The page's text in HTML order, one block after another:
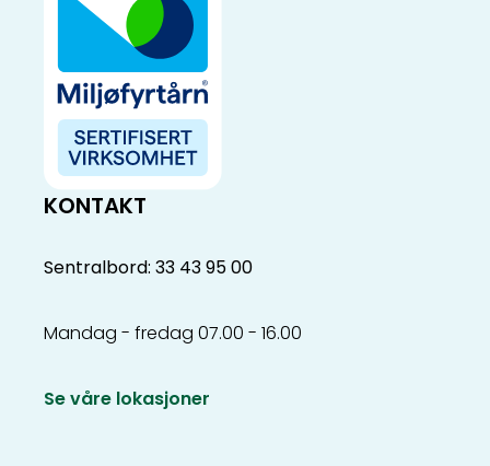
KONTAKT
Sentralbord: 33 43 95 00
Mandag - fredag 07.00 - 16.00
Se våre lokasjoner